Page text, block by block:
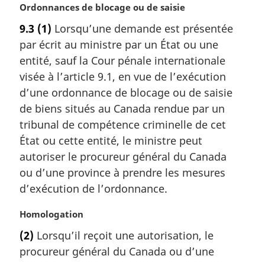
N
t
e
m
a
g
i
n
a
e
:
Ordonnances de blocage ou de saisie
9.3 (1) Lorsqu’une demande est présentée
par écrit au ministre par un État ou une
entité, sauf la Cour pénale internationale
visée à l’article 9.1, en vue de l’exécution
d’une ordonnance de blocage ou de saisie
de biens situés au Canada rendue par un
tribunal de compétence criminelle de cet
État ou cette entité, le ministre peut
autoriser le procureur général du Canada
ou d’une province à prendre les mesures
d’exécution de l’ordonnance.
N
t
e
Homologation
(2) Lorsqu’il reçoit une autorisation, le
procureur général du Canada ou d’une